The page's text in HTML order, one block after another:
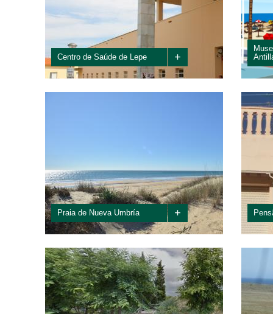
Vai do final de La Antilla, na área do levante, ao
começo da praia nudista de Nueva Umbría. Nesta
praia podemos desfrutar, além das...
Centro de Saúde de Lepe +
Praia de Nueva Umbría +